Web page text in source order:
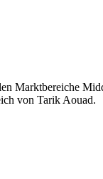
Marktbereiche
von Tarik Aouad.